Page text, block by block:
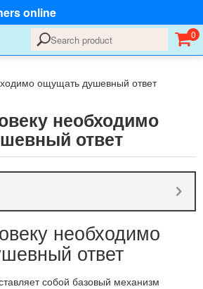
online
0
ощущать душевный ответ
необходимо
ответ
необходимо
ответ
собой базовый механизм